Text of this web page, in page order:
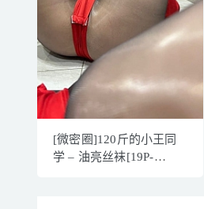
[微密圈]120斤的小王同
学 – 油亮丝袜[19P-